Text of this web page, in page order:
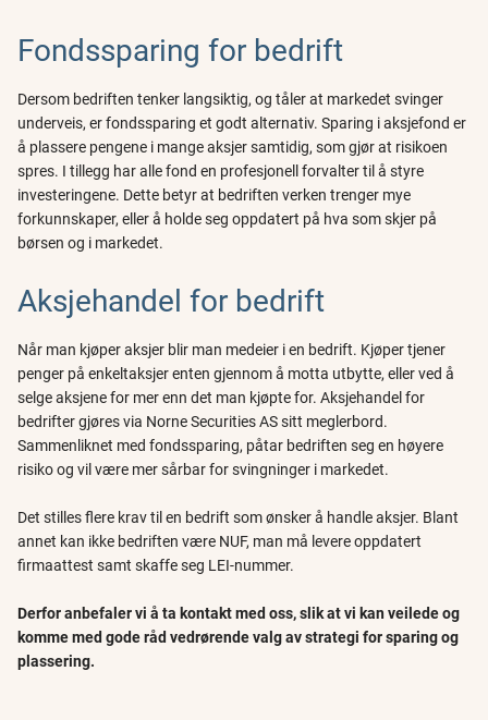
Fondssparing for bedrift
Dersom bedriften tenker langsiktig, og tåler at markedet svinger
underveis, er fondssparing et godt alternativ. Sparing i aksjefond er
å plassere pengene i mange aksjer samtidig, som gjør at risikoen
spres. I tillegg har alle fond en profesjonell forvalter til å styre
investeringene. Dette betyr at bedriften verken trenger mye
forkunnskaper, eller å holde seg oppdatert på hva som skjer på
børsen og i markedet.
Aksjehandel for bedrift
Når man kjøper aksjer blir man medeier i en bedrift. Kjøper tjener
penger på enkeltaksjer enten gjennom å motta utbytte, eller ved å
selge aksjene for mer enn det man kjøpte for. Aksjehandel for
bedrifter gjøres via Norne Securities AS sitt meglerbord.
Sammenliknet med fondssparing, påtar bedriften seg en høyere
risiko og vil være mer sårbar for svingninger i markedet.
Det stilles flere krav til en bedrift som ønsker å handle aksjer. Blant
annet kan ikke bedriften være NUF, man må levere oppdatert
firmaattest samt skaffe seg LEI-nummer.
Derfor anbefaler vi å ta kontakt med oss, slik at vi kan veilede og
komme med gode råd vedrørende valg av strategi for sparing og
plassering.